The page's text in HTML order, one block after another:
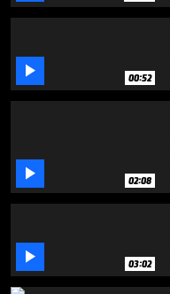
seconds
 00:52
 02:08
 03:02